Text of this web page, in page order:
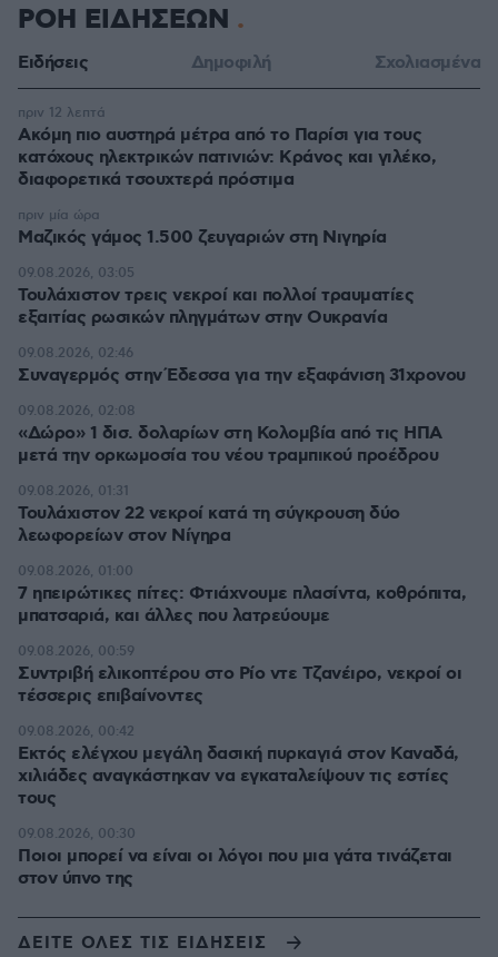
ΡΟΗ ΕΙΔΗΣΕΩΝ
Ειδήσεις Δημοφιλή Σχολιασμένα
Ακόμη πιο αυστηρά μέτρα από το Παρίσι για τους
κατόχους ηλεκτρικών πατινιών: Κράνος και γιλέκο,
διαφορετικά τσουχτερά πρόστιμα
πριν 12 λεπτά
Μαζικός γάμος 1.500 ζευγαριών στη Νιγηρία
πριν μία ώρα
Τουλάχιστον τρεις νεκροί και πολλοί τραυματίες
εξαιτίας ρωσικών πληγμάτων στην Ουκρανία
09.08.2026, 03:05
Συναγερμός στην Έδεσσα για την εξαφάνιση 31χρονου
09.08.2026, 02:46
«Δώρο» 1 δισ. δολαρίων στη Κολομβία από τις ΗΠΑ
μετά την ορκωμοσία του νέου τραμπικού προέδρου
09.08.2026, 02:08
Τουλάχιστον 22 νεκροί κατά τη σύγκρουση δύο
λεωφορείων στον Νίγηρα
09.08.2026, 01:31
7 ηπειρώτικες πίτες: Φτιάχνουμε πλασίντα, κοθρόπιτα,
μπατσαριά, και άλλες που λατρεύουμε
09.08.2026, 01:00
Συντριβή ελικοπτέρου στο Ρίο ντε Τζανέιρο, νεκροί οι
τέσσερις επιβαίνοντες
09.08.2026, 00:59
Εκτός ελέγχου μεγάλη δασική πυρκαγιά στον Καναδά,
χιλιάδες αναγκάστηκαν να εγκαταλείψουν τις εστίες
τους
09.08.2026, 00:42
Ποιοι μπορεί να είναι οι λόγοι που μια γάτα τινάζεται
στον ύπνο της
09.08.2026, 00:30
ΔΕΙΤΕ ΟΛΕΣ ΤΙΣ ΕΙΔΗΣΕΙΣ